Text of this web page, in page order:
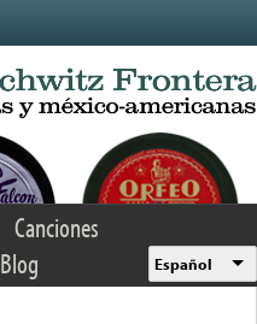
Canciones
Blog Español